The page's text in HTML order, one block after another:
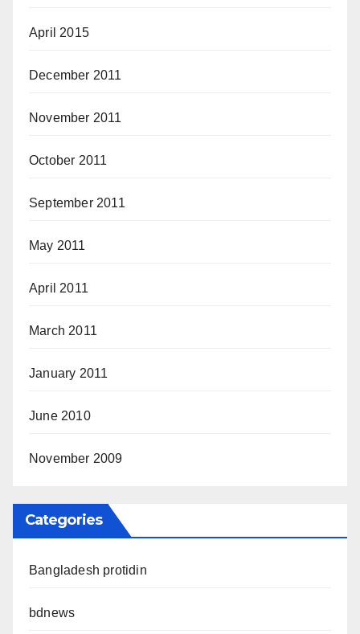
April 2015
December 2011
November 2011
October 2011
September 2011
May 2011
April 2011
March 2011
January 2011
June 2010
November 2009
Categories
Bangladesh protidin
bdnews